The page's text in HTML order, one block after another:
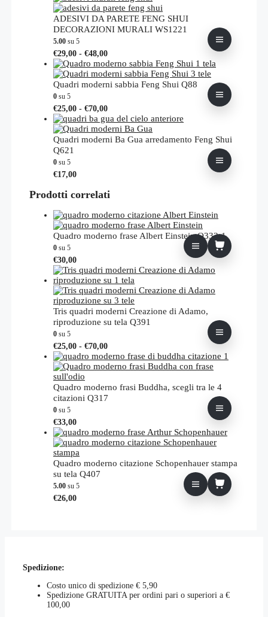
ADESIVI DA PARETE FENG SHUI
DECORAZIONI MURALI WS1221
5.00 su 5
€29,00 - €48,00Fascia
di
prezzo:
da
€48,00
Questo
prodotto
ha
più
opzioni
possono
essere
scelte
Quadri moderni sabbia Feng Shui Q88
0 su 5
€25,00 - €70,00Fascia
di
prezzo:
da
Questo
prodotto
ha
più
essere
scelte
pagina
del
prodotto
Quadri moderni Ba Gua arredamento Feng Shui
Q621
0 su 5
€17,00Questo
ha
varianti.
Le
opzioni
scelte
nella
pagina
del
prodotto
Prodotti correlati
Quadro moderno frase Albert Einstein Q333-1
0 su 5
€30,00
Tris quadri moderni Creazione di Adamo,
riproduzione su tela Q391
0 su 5
€25,00 - €70,00Fascia
di
prezzo:
€25,00
a
Questo
prodotto
ha
varianti.
Le
scelte
nella
del
Quadro moderno frasi Buddha, scegli tra le 4
citazioni Q317
0 su 5
€33,00Questo
prodotto
ha
più
varianti.
Le
opzioni
essere
Quadro moderno citazione Schopenhauer stampa
su tela Q407
5.00 su 5
€26,00
Spedizione:
Costo unico di spedizione € 5,90
Spedizione GRATUITA per ordini pari o superiori a €
100,00